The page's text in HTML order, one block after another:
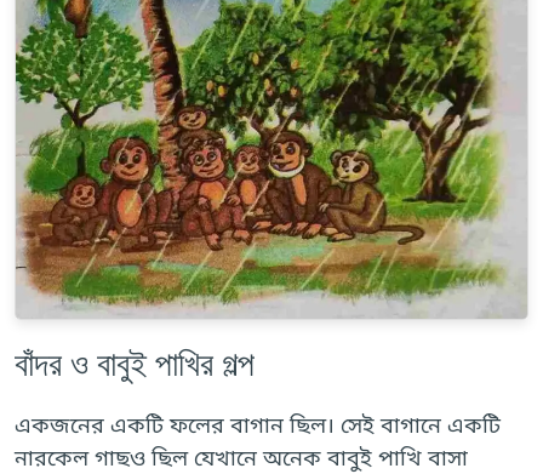
বাঁদর ও বাবুই পাখির গল্প
একজনের একটি ফলের বাগান ছিল। সেই বাগানে একটি
নারকেল গাছও ছিল যেখানে অনেক বাবুই পাখি বাসা